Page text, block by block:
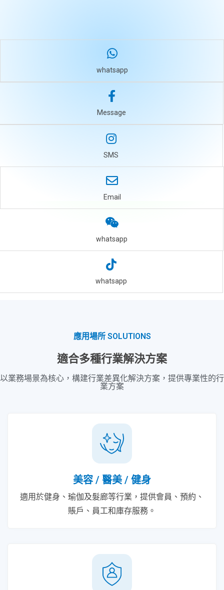
whatsapp
Message
SMS
Email
whatsapp
whatsapp
應用場所 SOLUTIONS
適合多種行業解決方案
以業務場景為核心，構建行業差異化解決方案，提供專業性的行
業方案
美容 / 醫美 / 健身
適用於健身、瑜伽及髮廊等行業，提供會員、預約、
賬戶、員工和庫存服務。